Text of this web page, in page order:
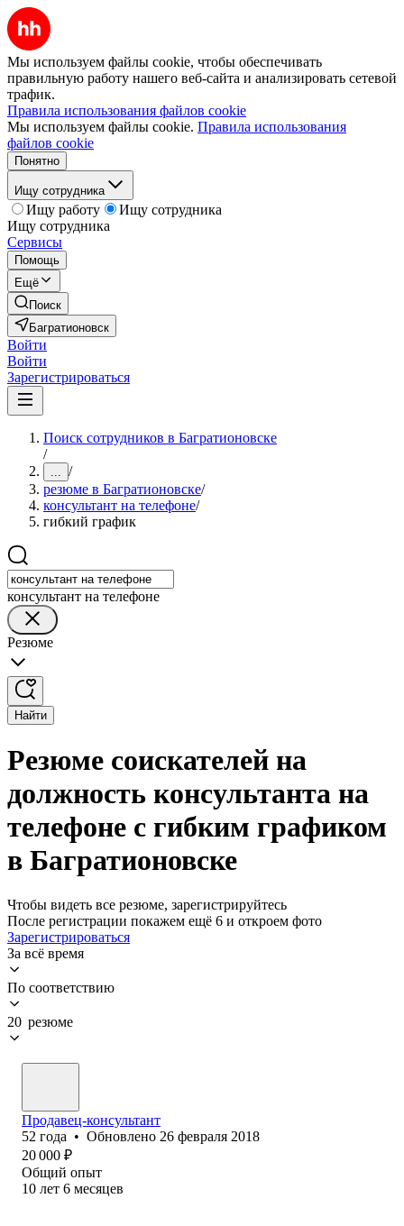
Мы используем файлы cookie, чтобы обеспечивать
правильную работу нашего веб-сайта и анализировать сетевой
трафик.
Правила использования файлов cookie
Мы используем файлы cookie. Правила использования
файлов cookie
Понятно
Ищу сотрудника
Ищу работу
Ищу сотрудника
Ищу сотрудника
Сервисы
Помощь
Ещё
Поиск
Багратионовск
Войти
Войти
Зарегистрироваться
Поиск сотрудников в Багратионовске
/
... /
резюме в Багратионовске/
консультант на телефоне/
гибкий график
консультант на телефоне
Резюме
Найти
Резюме соискателей на
должность консультанта на
телефоне с гибким графиком
в Багратионовске
Чтобы видеть все резюме, зарегистрируйтесь
После регистрации покажем ещё 6 и откроем фото
Зарегистрироваться
За всё время
По соответствию
20 резюме
Продавец-консультант
52 года • Обновлено 26 февраля 2018
20 000 ₽
Общий опыт
10 лет 6 месяцев